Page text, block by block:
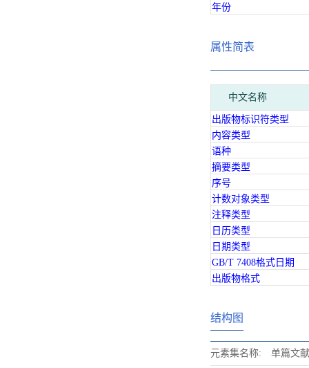
年份
属性简表
中文名称
出版物标识符类型
内容类型
语种
摘要类型
序号
计数对象类型
注释类型
日历类型
日期类型
GB/T 7408格式日期
出版物格式
结构图
元素集名称: 单篇文